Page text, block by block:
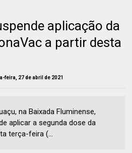
aplicação da
a partir desta
feira, 27 de abril de 2021
na Baixada Fluminense,
aplicar a segunda dose da
terça-feira (...